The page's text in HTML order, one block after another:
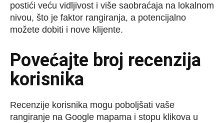
postići veću vidljivost i više saobraćaja na lokalnom
nivou, što je faktor rangiranja, a potencijalno
možete dobiti i nove klijente.
Povećajte broj recenzija
korisnika
Recenzije korisnika mogu poboljšati vaše
rangiranje na Google mapama i stopu klikova u